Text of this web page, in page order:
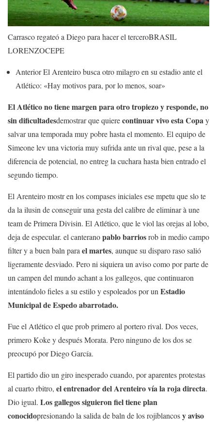
Carrasco regateó a Diego para hacer el terceroBRASIL
LORENZOCEPE
AnteriorEl Arenteiro busca otro milagro en su estadio ante el
Atlético: «Hay motivos para, por lo menos, soar»
El Atlético no tiene margen para otro tropiezo y responde, no
sin dificultadesdemostrar que quierecontinuar vivo esta Copay
salvar una temporada muy pobre hasta el momento. El equipo de
Simeone lev una victoria muy sufrida ante un rival que, pese a la
diferencia de potencial, no entreg la cuchara hasta bien entrado el
segundo tiempo.
El Arenteiro mostr en los compases iniciales ese mpetu que slo te
da la ilusin de conseguir una gesta del calibre de eliminar à une
team de Primera Divisin. El Atlético, que le viol las orejas al lobo,
deja de especular. el canteranopablo barriosrob in medio campo
filter y a buen baln parael martes, aunque su disparo raso salió
ligeramente desviado. Pero ni siquiera un aviso como por parte de
un campen del mundo achant a los gallegos, que continuaron
intentándolo fieles a su estilo y espoleados por unEstadio
Municipal de Espedo abarrotado.
Fue el Atlético el que prob primero al portero rival. Dos veces,
primero Koke y después Morata. Pero ninguno de los dos se
preocupó por Diego García.
El partido dio un giro inesperado cuando, por aparentes protestas
al cuarto rbitro, el entrenador del Arenteiro vía la roja directa.
Dio igual. Los gallegos siguieron fiel tiene plan
conocidopresionando la salida de baln de los rojiblancosy aviso